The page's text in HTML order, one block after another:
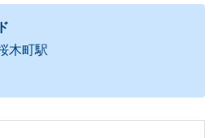
木町駅